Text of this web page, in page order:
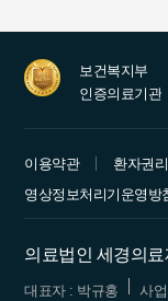
보건복지부
인증의료기관
이용약관 환자권
영상정보처리기운영방
의료법인 세경의
대표자 : 박규홍
사